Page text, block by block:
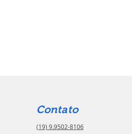
Contato
(19) 9.9502-8106